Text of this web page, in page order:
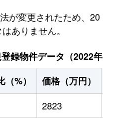
が変更されたため、20
ありません。
録物件データ（2022年11
（%） 価格（万円）
2823